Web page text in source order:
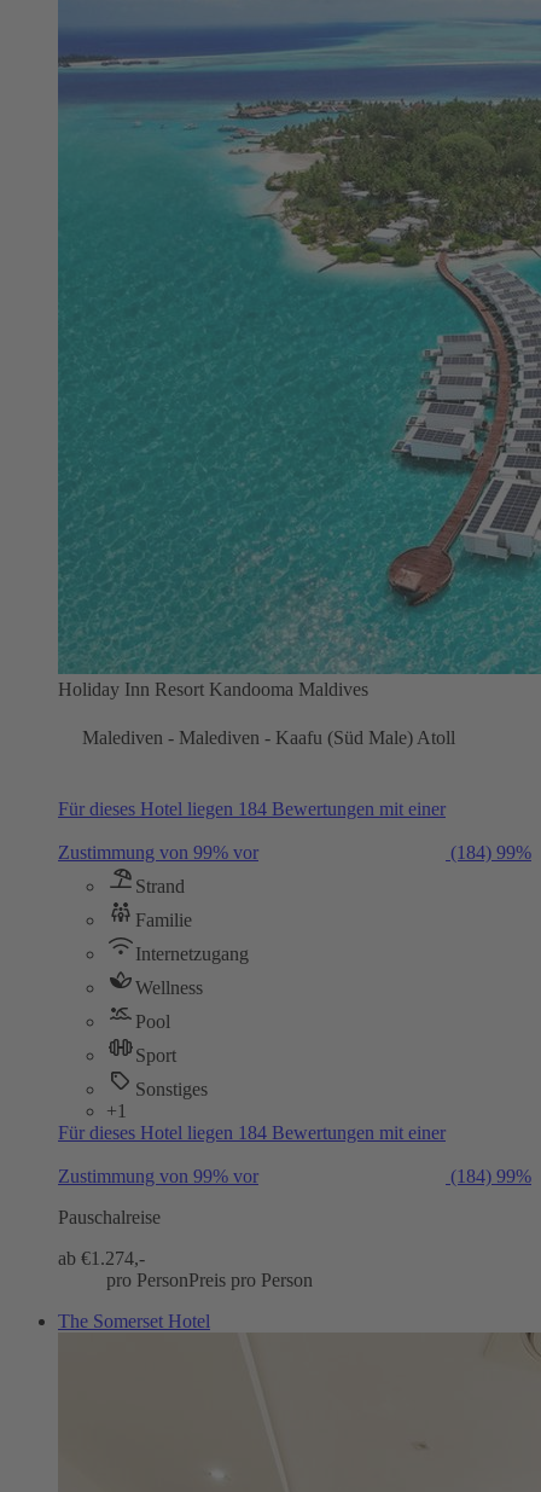
Holiday Inn Resort Kandooma Maldives
Malediven - Malediven - Kaafu (Süd Male) Atoll
Für dieses Hotel liegen 184 Bewertungen mit einer
Zustimmung von 99% vor (184) 99%
Strand
Familie
Internetzugang
Wellness
Pool
Sport
Sonstiges
+1
Für dieses Hotel liegen 184 Bewertungen mit einer
Zustimmung von 99% vor (184) 99%
Pauschalreise
ab €1.274,-
pro PersonPreis pro Person
The Somerset Hotel